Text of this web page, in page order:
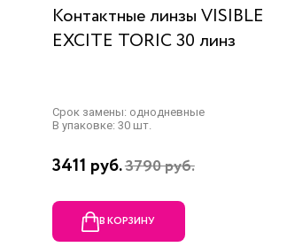
Контактные линзы VISIBLE
EXCITE TORIC 30 линз
Срок замены: однодневные
В упаковке: 30 шт.
3411 руб.3790 руб.
В КОРЗИНУ